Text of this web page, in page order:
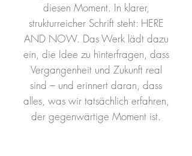
diesen Moment. In klarer,
strukturreicher Schrift steht: HERE
AND NOW. Das Werk lädt dazu
ein, die Idee zu hinterfragen, dass
Vergangenheit und Zukunft real
sind – und erinnert daran, dass
alles, was wir tatsächlich erfahren,
der gegenwärtige Moment ist.